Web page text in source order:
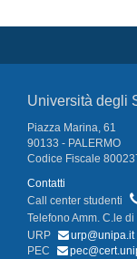
Università degli
Piazza Marina, 61
90133 - PALERMO
Codice Fiscale
Contatti
Call center studenti
Telefono Amm. C.le
URP
urp@unipa.it
PEC